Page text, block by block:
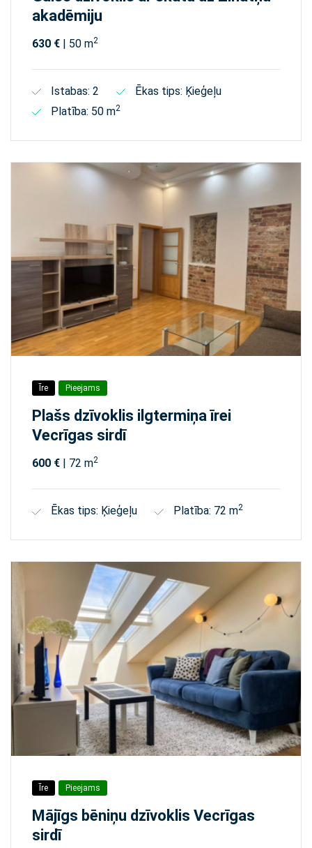
akadēmiju
630 € | 50 m2
Istabas: 2
Ēkas tips: Ķieģeļu
Platība: 50 m2
Īre Pieejams
Plašs dzīvoklis ilgtermiņa īrei
Vecrīgas sirdī
600 € | 72 m2
Ēkas tips: Ķieģeļu Platība: 72 m2
Īre Pieejams
Mājīgs bēniņu dzīvoklis Vecrīgas
sirdī